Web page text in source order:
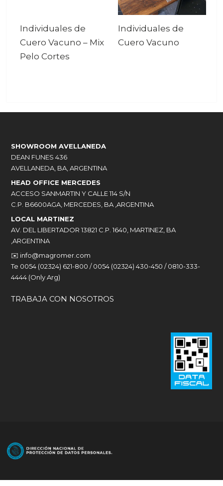
Individuales de
Cuero Vacuno – Mix
Pelo Cortes
Individuales de
Cuero Vacuno
SHOWROOM AVELLANEDA
DEAN FUNES 436
AVELLANEDA, BA, ARGENTINA
HEAD OFFICE MERCEDES
ACCESO SANMARTIN Y CALLE 114 S/N
C.P. B6600AGA, MERCEDES, BA ,ARGENTINA
LOCAL MARTINEZ
AV. DEL LIBERTADOR 13821 C.P. 1640, MARTINEZ, BA
,ARGENTINA
✉️ info@magromer.com
Te 0054 (02324) 621-800 / 0054 (02324) 430-450 / 0810-333-
4444 (Only Arg)
TRABAJA CON NOSOTROS